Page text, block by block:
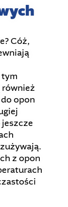
Cóż,
opon
z opon